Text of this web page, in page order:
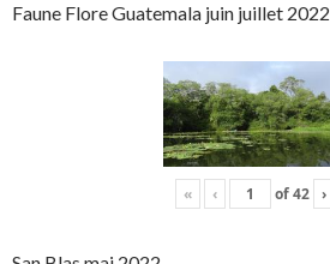
Faune Flore Guatemala juin juillet 2022
« ‹ of42 ›